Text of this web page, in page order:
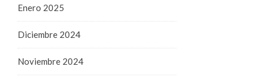
Enero 2025
Diciembre 2024
Noviembre 2024